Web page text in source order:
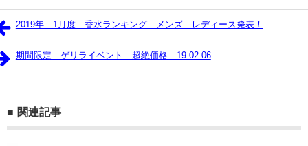
2019年 1月度 香水ランキング メンズ レディース発表！
期間限定 ゲリライベント 超絶価格 19.02.06
関連記事